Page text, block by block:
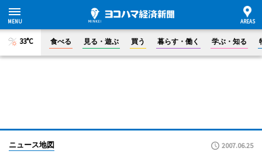
33°C 食べる 見る・遊ぶ 買う 暮らす・働く 学ぶ・知る
ニュース地図 2007.06.25